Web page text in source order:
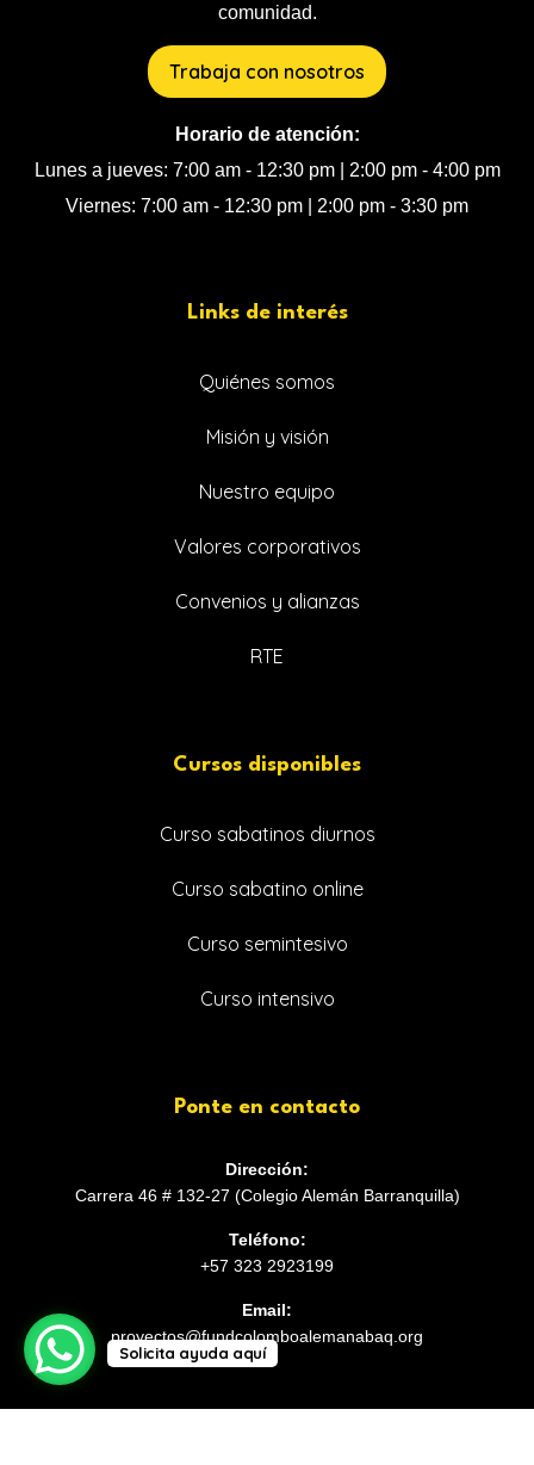
comunidad.
Trabaja con nosotros
Horario de atención:
Lunes a jueves: 7:00 am - 12:30 pm | 2:00 pm - 4:00 pm
Viernes: 7:00 am - 12:30 pm | 2:00 pm - 3:30 pm
Links de interés
Quiénes somos
Misión y visión
Nuestro equipo
Valores corporativos
Convenios y alianzas
RTE
Cursos disponibles
Curso sabatinos diurnos
Curso sabatino online
Curso semintesivo
Curso intensivo
Ponte en contacto
Dirección:
Carrera 46 # 132-27 (Colegio Alemán Barranquilla)
Teléfono:
+57 323 2923199
Email:
proyectos@fundcolomboalemanabaq.org
Solicita ayuda aquí